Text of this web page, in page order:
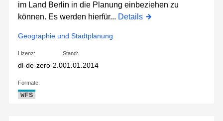
im Land Berlin in die Planung einbeziehen zu
können. Es werden hierfür... Details
Geographie und Stadtplanung
Lizenz:
dl-de-zero-2.0
Stand:
01.01.2014
Formate:
WFS